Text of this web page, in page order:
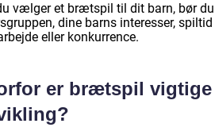
vælger et brætspil til dit barn, bør
dine barns interesser,
eller konkurrence.
er brætspil